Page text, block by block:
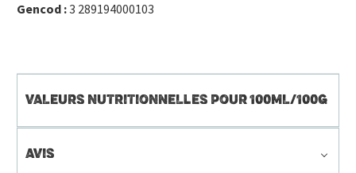
Gencod :3 289194000103
VALEURS NUTRITIONNELLES POUR 100ML/100G
AVIS